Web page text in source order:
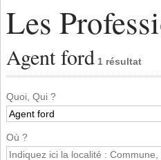
Les
Agent ford 1 résultat
Quoi, Qui ?
Où ?